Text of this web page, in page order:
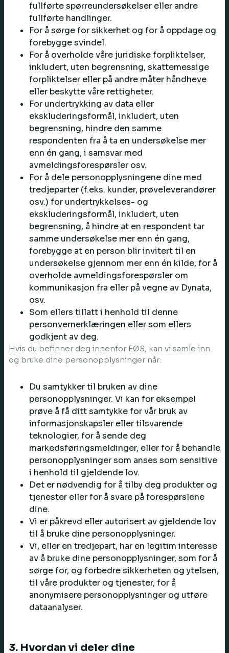
fullførte spørreundersøkelser eller andre
fullførte handlinger.
For å sørge for sikkerhet og for å oppdage og
forebygge svindel.
For å overholde våre juridiske forpliktelser,
inkludert, uten begrensning, skattemessige
forpliktelser eller på andre måter håndheve
eller beskytte våre rettigheter.
For undertrykking av data eller
ekskluderingsformål, inkludert, uten
begrensning, hindre den samme
respondenten fra å ta en undersøkelse mer
enn én gang, i samsvar med
avmeldingsforespørsler osv.
For å dele personopplysningene dine med
tredjeparter (f.eks. kunder, prøveleverandører
osv.) for undertrykkelses- og
ekskluderingsformål, inkludert, uten
begrensning, å hindre at en respondent tar
samme undersøkelse mer enn én gang,
forebygge at en person blir invitert til en
undersøkelse gjennom mer enn én kilde, for å
overholde avmeldingsforespørsler om
kommunikasjon fra eller på vegne av Dynata,
osv.
Som ellers tillatt i henhold til denne
personvernerklæringen eller som ellers
godkjent av deg.
Hvis du befinner deg innenfor EØS, kan vi samle inn
og bruke dine personopplysninger når:
Du samtykker til bruken av dine
personopplysninger. Vi kan for eksempel
prøve å få ditt samtykke for vår bruk av
informasjonskapsler eller tilsvarende
teknologier, for å sende deg
markedsføringsmeldinger, eller for å behandle
personopplysninger som anses som sensitive
i henhold til gjeldende lov.
Det er nødvendig for å tilby deg produkter og
tjenester eller for å svare på forespørslene
dine.
Vi er påkrevd eller autorisert av gjeldende lov
til å bruke dine personopplysninger.
Vi, eller en tredjepart, har en legitim interesse
av å bruke dine personopplysninger, som for å
sørge for, og forbedre sikkerheten og ytelsen,
til våre produkter og tjenester, for å
anonymisere personopplysninger og utføre
dataanalyser.
3. Hvordan vi deler dine